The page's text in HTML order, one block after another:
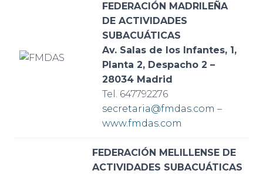
FEDERACIÓN MADRILEÑA
DE ACTIVIDADES
SUBACUÁTICAS
Av. Salas de los Infantes, 1,
Planta 2, Despacho 2 –
28034 Madrid
Tel. 647792276
secretaria@fmdas.com –
www.fmdas.com
FEDERACIÓN MELILLENSE DE
ACTIVIDADES SUBACUÁTICAS